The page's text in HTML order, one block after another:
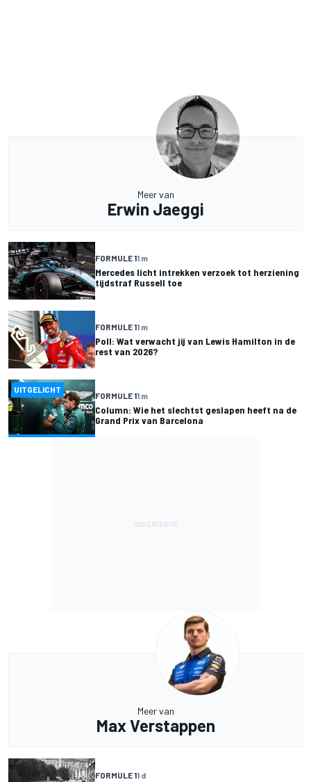
Meer van
Erwin Jaeggi
FORMULE 11 m
Mercedes licht intrekken verzoek tot herziening
tijdstraf Russell toe
FORMULE 11 m
Poll: Wat verwacht jij van Lewis Hamilton in de
rest van 2026?
UITGELICHT
FORMULE 11 m
Column: Wie het slechtst geslapen heeft na de
Grand Prix van Barcelona
Meer van
Max Verstappen
FORMULE 11 d